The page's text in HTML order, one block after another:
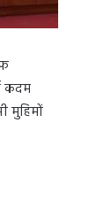
कदम
मुहिमों